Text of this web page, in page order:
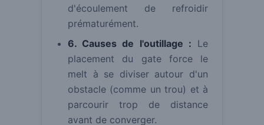
d'écoulement de refroidir
prématurément.
6. Causes de l'outillage : Le
placement du gate force le
melt à se diviser autour d'un
obstacle (comme un trou) et à
parcourir trop de distance
avant de converger.